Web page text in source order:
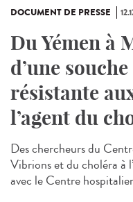
DOCUMENT DE PRESSE
Du Yémen à
d’une
résistante
l’agent du
Des chercheurs du
Vibrions et du choléra à
avec le Centre